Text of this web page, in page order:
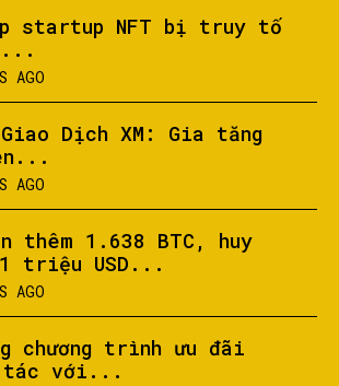
startup NFT bị truy tố
AGO
Dịch XM: Gia tăng
AGO
thêm 1.638 BTC, huy
triệu USD...
AGO
chương trình ưu đãi
tác với...